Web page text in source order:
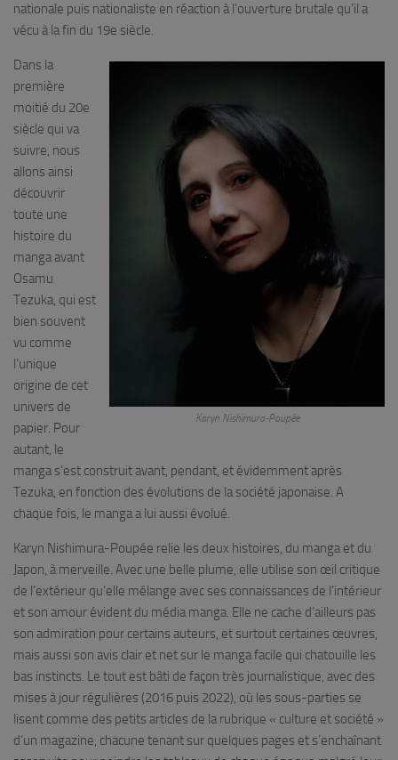
nationale puis nationaliste en réaction à l’ouverture brutale qu’il a
vécu à la fin du 19e siècle.
Karyn Nishimura-Poupée
Dans la
première
moitié du 20e
siècle qui va
suivre, nous
allons ainsi
découvrir
toute une
histoire du
manga avant
Osamu
Tezuka, qui est
bien souvent
vu comme
l’unique
origine de cet
univers de
papier. Pour
autant, le
manga s’est construit avant, pendant, et évidemment après
Tezuka, en fonction des évolutions de la société japonaise. A
chaque fois, le manga a lui aussi évolué.
Karyn Nishimura-Poupée relie les deux histoires, du manga et du
Japon, à merveille. Avec une belle plume, elle utilise son œil critique
de l’extérieur qu’elle mélange avec ses connaissances de l’intérieur
et son amour évident du média manga. Elle ne cache d’ailleurs pas
son admiration pour certains auteurs, et surtout certaines œuvres,
mais aussi son avis clair et net sur le manga facile qui chatouille les
bas instincts. Le tout est bâti de façon très journalistique, avec des
mises à jour régulières (2016 puis 2022), où les sous-parties se
lisent comme des petits articles de la rubrique « culture et société »
d’un magazine, chacune tenant sur quelques pages et s’enchaînant